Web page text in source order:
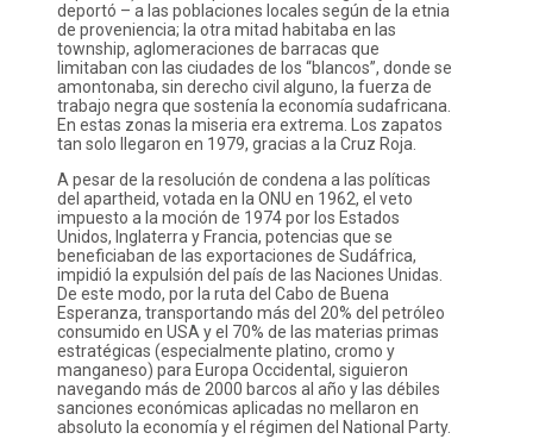
deportó – a las poblaciones locales según de la etnia
de proveniencia; la otra mitad habitaba en las
township, aglomeraciones de barracas que
limitaban con las ciudades de los “blancos”, donde se
amontonaba, sin derecho civil alguno, la fuerza de
trabajo negra que sostenía la economía sudafricana.
En estas zonas la miseria era extrema. Los zapatos
tan solo llegaron en 1979, gracias a la Cruz Roja.
A pesar de la resolución de condena a las políticas
del apartheid, votada en la ONU en 1962, el veto
impuesto a la moción de 1974 por los Estados
Unidos, Inglaterra y Francia, potencias que se
beneficiaban de las exportaciones de Sudáfrica,
impidió la expulsión del país de las Naciones Unidas.
De este modo, por la ruta del Cabo de Buena
Esperanza, transportando más del 20% del petróleo
consumido en USA y el 70% de las materias primas
estratégicas (especialmente platino, cromo y
manganeso) para Europa Occidental, siguieron
navegando más de 2000 barcos al año y las débiles
sanciones económicas aplicadas no mellaron en
absoluto la economía y el régimen del National Party.